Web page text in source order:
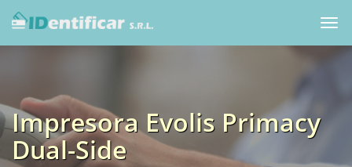
Impresora Evolis Primacy
Dual-Side